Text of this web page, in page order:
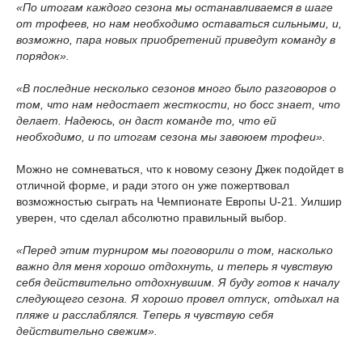
«По итогам каждого сезона мы останавливаемся в шаге
от трофеев, но нам необходимо оставаться сильными, и,
возможно, пара новых приобретений приведут команду в
порядок».
«В последние несколько сезонов много было разговоров о
том, что нам недостает жесткости, но босс знает, что
делает. Надеюсь, он даст команде то, что ей
необходимо, и по итогам сезона мы завоюем трофеи».
Можно не сомневаться, что к новому сезону Джек подойдет в
отличной форме, и ради этого он уже пожертвовал
возможностью сыграть на Чемпионате Европы U-21. Уилшир
уверен, что сделал абсолютно правильный выбор.
«Перед этим турниром мы поговорили о том, насколько
важно для меня хорошо отдохнуть, и теперь я чувствую
себя действительно отдохнувшим. Я буду готов к началу
следующего сезона. Я хорошо провел отпуск, отдыхал на
пляже и расслаблялся. Теперь я чувствую себя
действительно свежим».